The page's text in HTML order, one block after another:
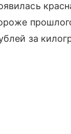
за